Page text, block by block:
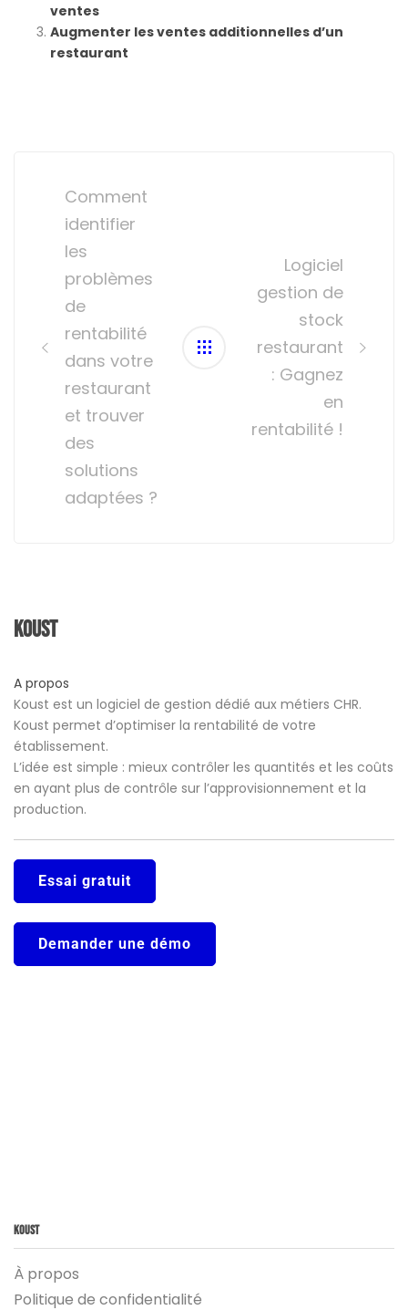
ventes
Augmenter les ventes additionnelles d’un
restaurant
navigationComment
identifier
les
problèmes
de
rentabilité
dans votre
restaurant
et trouver
des
solutions
adaptées ?
Logiciel
gestion de
stock
restaurant
: Gagnez
en
rentabilité !
Koust
A propos
Koust est un logiciel de gestion dédié aux métiers CHR.
Koust permet d’optimiser la rentabilité de votre
établissement.
L’idée est simple : mieux contrôler les quantités et les coûts
en ayant plus de contrôle sur l’approvisionnement et la
production.
Essai gratuit
Demander une démo
Koust
À propos
Politique de confidentialité